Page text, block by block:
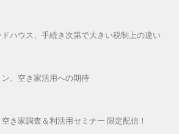
ハウス、手続き次第で大きい税制上の違い
、空き家活用への期待
空き家調査＆利活用セミナー 限定配信！